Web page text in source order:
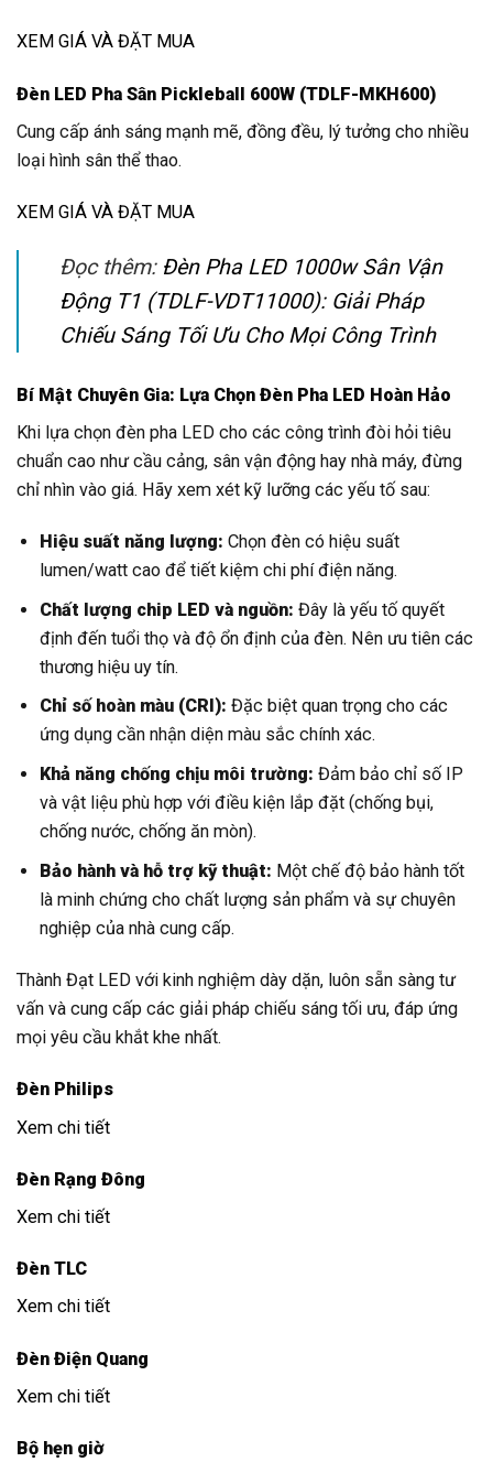
XEM GIÁ VÀ ĐẶT MUA
Đèn LED Pha Sân Pickleball 600W (TDLF-MKH600)
Cung cấp ánh sáng mạnh mẽ, đồng đều, lý tưởng cho nhiều
loại hình sân thể thao.
XEM GIÁ VÀ ĐẶT MUA
Đọc thêm: Đèn Pha LED 1000w Sân Vận
Động T1 (TDLF-VDT11000): Giải Pháp
Chiếu Sáng Tối Ưu Cho Mọi Công Trình
Bí Mật Chuyên Gia: Lựa Chọn Đèn Pha LED Hoàn Hảo
Khi lựa chọn đèn pha LED cho các công trình đòi hỏi tiêu
chuẩn cao như cầu cảng, sân vận động hay nhà máy, đừng
chỉ nhìn vào giá. Hãy xem xét kỹ lưỡng các yếu tố sau:
Hiệu suất năng lượng: Chọn đèn có hiệu suất
lumen/watt cao để tiết kiệm chi phí điện năng.
Chất lượng chip LED và nguồn: Đây là yếu tố quyết
định đến tuổi thọ và độ ổn định của đèn. Nên ưu tiên các
thương hiệu uy tín.
Chỉ số hoàn màu (CRI): Đặc biệt quan trọng cho các
ứng dụng cần nhận diện màu sắc chính xác.
Khả năng chống chịu môi trường: Đảm bảo chỉ số IP
và vật liệu phù hợp với điều kiện lắp đặt (chống bụi,
chống nước, chống ăn mòn).
Bảo hành và hỗ trợ kỹ thuật: Một chế độ bảo hành tốt
là minh chứng cho chất lượng sản phẩm và sự chuyên
nghiệp của nhà cung cấp.
Thành Đạt LED với kinh nghiệm dày dặn, luôn sẵn sàng tư
vấn và cung cấp các giải pháp chiếu sáng tối ưu, đáp ứng
mọi yêu cầu khắt khe nhất.
Đèn Philips
Xem chi tiết
Đèn Rạng Đông
Xem chi tiết
Đèn TLC
Xem chi tiết
Đèn Điện Quang
Xem chi tiết
Bộ hẹn giờ